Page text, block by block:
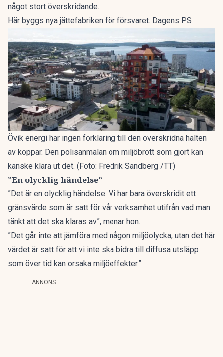
något stort överskridande.
Här byggs nya jättefabriken för försvaret. Dagens PS
Övik energi har ingen förklaring till den överskridna halten
av koppar. Den polisanmälan om miljöbrott som gjort kan
kanske klara ut det. (Foto: Fredrik Sandberg /TT)
”En olycklig händelse”
”Det är en olycklig händelse. Vi har bara överskridit ett
gränsvärde som är satt för vår verksamhet utifrån vad man
tänkt att det ska klaras av”, menar hon.
”Det går inte att jämföra med någon miljöolycka, utan det här
värdet är satt för att vi inte ska bidra till diffusa utsläpp
som över tid kan orsaka miljöeffekter.”
ANNONS